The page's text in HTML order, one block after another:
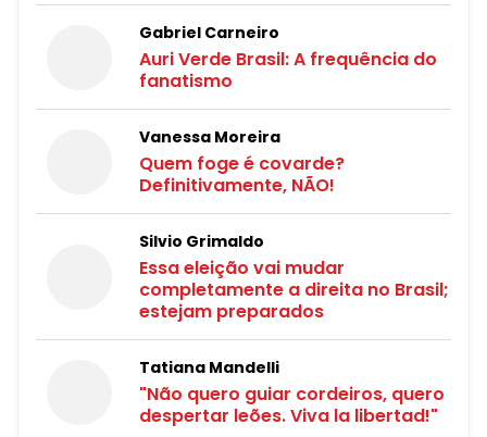
Gabriel Carneiro
Auri Verde Brasil: A frequência do
fanatismo
Vanessa Moreira
Quem foge é covarde?
Definitivamente, NÃO!
Silvio Grimaldo
Essa eleição vai mudar
completamente a direita no Brasil;
estejam preparados
Tatiana Mandelli
"Não quero guiar cordeiros, quero
despertar leões. Viva la libertad!"